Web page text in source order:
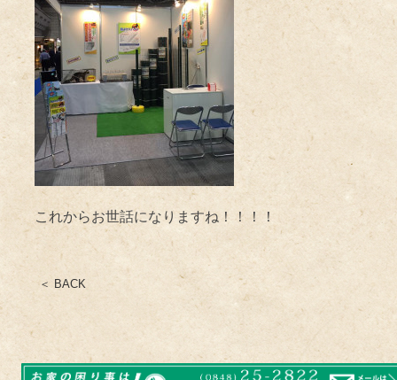
これからお世話になりますね！！！！
＜ BACK